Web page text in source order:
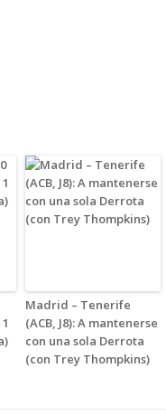
Madrid – Tenerife
(ACB, J8): A mantenerse
con una sola Derrota
(con Trey Thompkins)